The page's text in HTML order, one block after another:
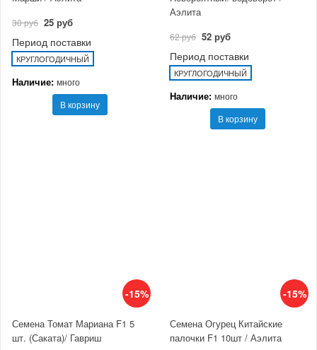
30 руб 25 руб
Период поставки
КРУГЛОГОДИЧНЫЙ
Наличие: много
В корзину
Аэлита
62 руб 52 руб
Период поставки
КРУГЛОГОДИЧНЫЙ
Наличие: много
В корзину
-15%
Семена Томат Мариана F1 5
шт. (Саката)/ Гавриш
-15%
Семена Огурец Китайские
палочки F1 10шт / Аэлита